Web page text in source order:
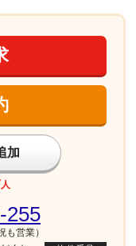
加
人
255
営業）